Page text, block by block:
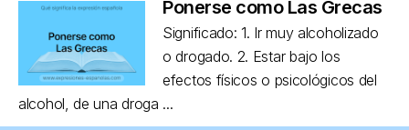
Ponerse como Las Grecas
Significado: 1. Ir muy alcoholizado
o drogado. 2. Estar bajo los
efectos físicos o psicológicos del
alcohol, de una droga ...